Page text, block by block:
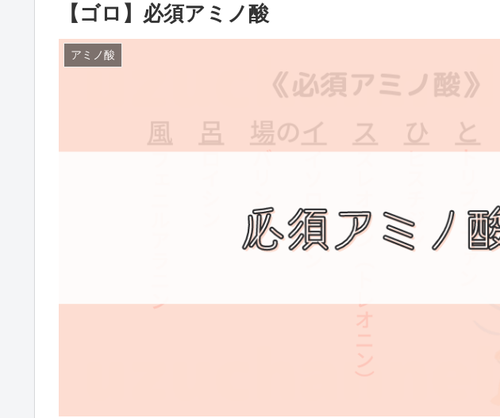
【ゴロ】必須アミノ酸
アミノ酸